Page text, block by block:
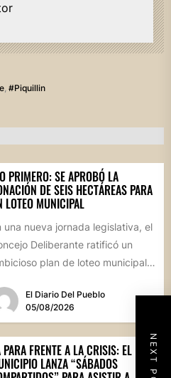
, #piquillin
PRIMERO: SE APROBÓ LA
DE SEIS HECTÁREAS PARA
LOTEO MUNICIPAL
una nueva jornada legislativa, el
Deliberante ratificó un
plan de loteo municipal,
El Diario Del Pueblo
05/08/2026
PARA FRENTE A LA CRISIS: EL
LANZA “SÁBADOS